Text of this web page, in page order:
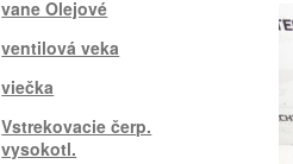
vane Olejové
ventilová veka
viečka
Vstrekovacie čerp.
vysokotl.